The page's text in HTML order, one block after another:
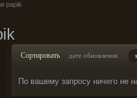
papik
Сортировать дате обновления
По вашему запросу ничего не